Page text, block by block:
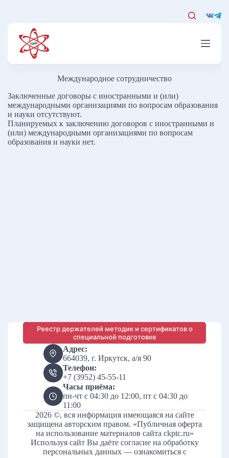
Международное сотрудничество
Заключенные договоры с иностранными и (или)
международными организациями по вопросам образования
и науки отсутствуют.
Планируемых к заключению договоров с иностранными и
(или) международными организациями по вопросам
образования и науки нет.
Реестр держателей методик и сертификатов о
специальной подготовке
Адрес:
664039, г. Иркутск, а/я 90
Телефон:
+7 (3952) 45-55-11
Часы приёма:
пн-чт с 04:30 до 12:00, пт с 04:30 до
11:00
2026 ©, вся информация имеющаяся на сайте
защищена авторским правом. «Публичная оферта
на использование материалов сайта ckptc.ru»
Используя сайт Вы даёте согласие на обработку
персональных данных — ознакомиться с